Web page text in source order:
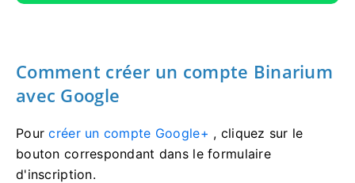
Comment créer un compte Binarium
avec Google
Pourcréer un compte Google+ , cliquez sur le
bouton correspondant dans le formulaire
d'inscription.